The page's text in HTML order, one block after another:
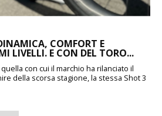
COMFORT E
LIVELLI. E CON DEL TORO...
quella con cui il marchio ha rilanciato il
della scorsa stagione, la stessa Shot 3